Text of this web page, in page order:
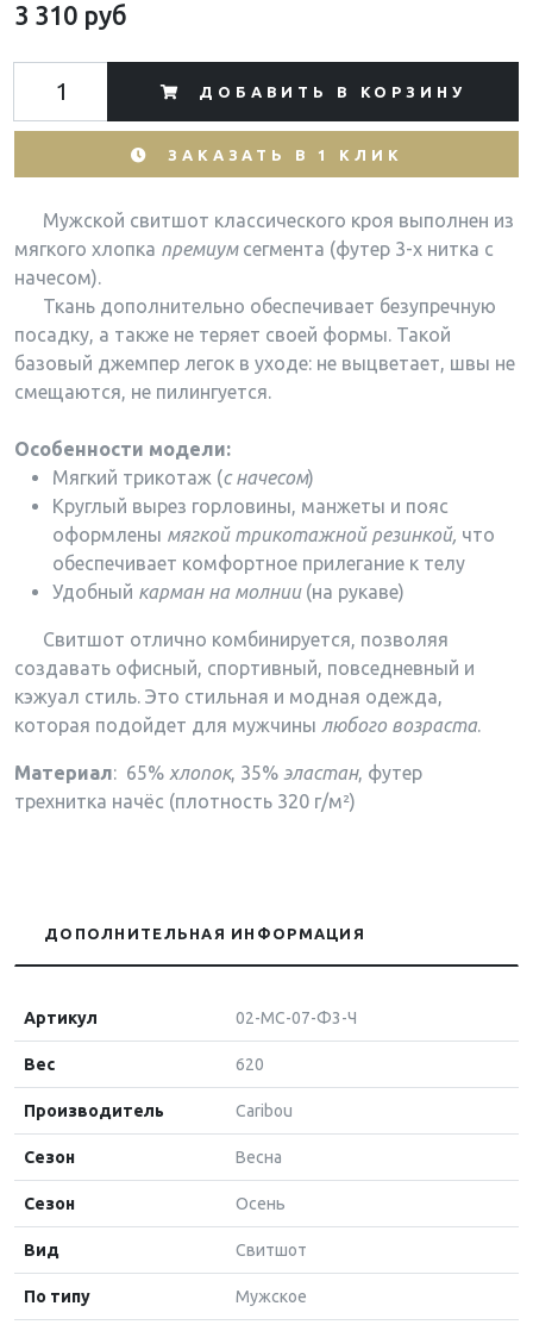
3 310 руб
ДОБАВИТЬ В КОРЗИНУ
ЗАКАЗАТЬ В 1 КЛИК
Мужской свитшот классического кроя выполнен из
мягкого хлопка премиум сегмента (футер 3-х нитка с
начесом).
Ткань дополнительно обеспечивает безупречную
посадку, а также не теряет своей формы. Такой
базовый джемпер легок в уходе: не выцветает, швы не
смещаются, не пилингуется.
Особенности модели:
Мягкий трикотаж (с начесом)
Круглый вырез горловины, манжеты и пояс
оформлены мягкой трикотажной резинкой, что
обеспечивает комфортное прилегание к телу
Удобный карман на молнии(на рукаве)
Свитшот отлично комбинируется, позволяя
создавать офисный, спортивный, повседневный и
кэжуал стиль. Это стильная и модная одежда,
которая подойдет для мужчины любого возраста.
Материал: 65% хлопок, 35% эластан, футер
трехнитка начёс (плотность 320 г/м²)
ДОПОЛНИТЕЛЬНАЯ ИНФОРМАЦИЯ
Артикул 02-МС-07-Ф3-Ч
Вес 620
Производитель Caribou
Сезон Весна
Сезон Осень
Вид Свитшот
По типу Мужское